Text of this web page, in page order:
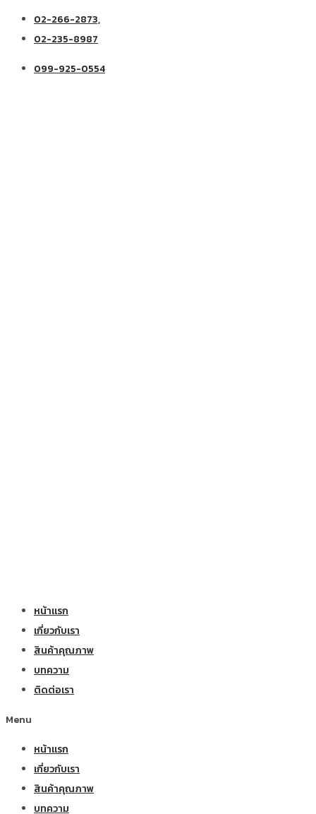
02-266-2873,
02-235-8987
099-925-0554
หน้าแรก
เกี่ยวกับเรา
สินค้าคุณภาพ
บทความ
ติดต่อเรา
Menu
หน้าแรก
เกี่ยวกับเรา
สินค้าคุณภาพ
บทความ